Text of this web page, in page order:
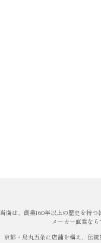
当店は、創業160年以上の歴史を持
メーカー直営なら
京都・烏丸五条に店舗を構え、伝